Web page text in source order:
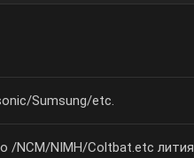
Sumsung/etc.
/NCM/NIMH/Coltbat.etc лития